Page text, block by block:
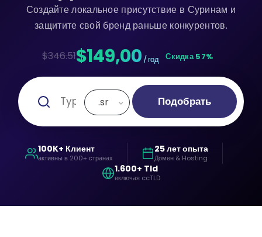
Создайте локальное присутствие в Суринам и
защитите свой бренд раньше конкурентов.
$346.51$149,00 / год Скидка 57%
.sr Подобрать
100K+ Клиент
активны в 200+ странах
25 лет опыта
Домен & Hosting
1.600+ Tld
включая ccTLD